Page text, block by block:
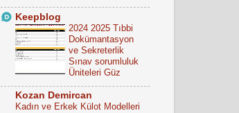
Keepblog
2024 2025 Tıbbi
Dokümantasyon
ve Sekreterlik
Sınav sorumluluk
Üniteleri Güz
Kozan Demircan
Kadın ve Erkek Külot Modelleri